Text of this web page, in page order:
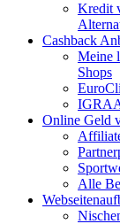
Kredit
Cashback
Meine
Shops
Online Geld
Alle